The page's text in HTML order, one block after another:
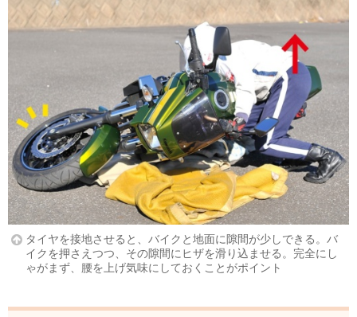
タイヤを接地させると、バイクと地面に隙間が少しできる。バ
イクを押さえつつ、その隙間にヒザを滑り込ませる。完全にし
ゃがまず、腰を上げ気味にしておくことがポイント